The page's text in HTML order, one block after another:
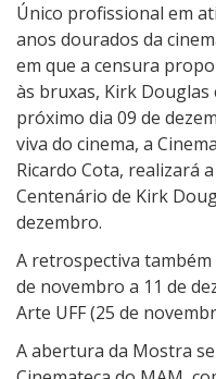
Único profissional em
anos dourados da
em que a censura
às bruxas, Kirk Douglas
próximo dia 09 de
viva do cinema, a
Ricardo Cota, realizará
Centenário de Kirk
dezembro.
A retrospectiva também
de novembro a 11 de
Arte UFF (25 de
A abertura da Mostra